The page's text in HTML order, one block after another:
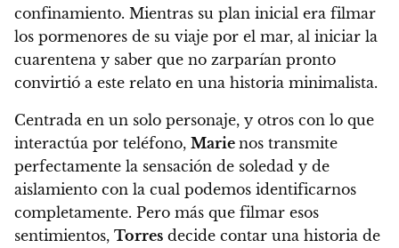
confinamiento. Mientras su plan inicial era filmar
los pormenores de su viaje por el mar, al iniciar la
cuarentena y saber que no zarparían pronto
convirtió a este relato en una historia minimalista.
Centrada en un solo personaje, y otros con lo que
interactúa por teléfono, Marie nos transmite
perfectamente la sensación de soledad y de
aislamiento con la cual podemos identificarnos
completamente. Pero más que filmar esos
sentimientos, Torres decide contar una historia de